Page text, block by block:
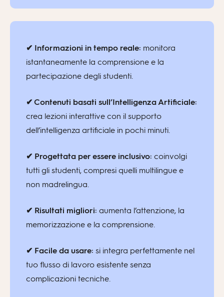
✔ Informazioni in tempo reale: monitora
istantaneamente la comprensione e la
partecipazione degli studenti.
✔ Contenuti basati sull’Intelligenza Artificiale:
crea lezioni interattive con il supporto
dell’intelligenza artificiale in pochi minuti.
✔ Progettata per essere inclusivo: coinvolgi
tutti gli studenti, compresi quelli multilingue e
non madrelingua.
✔ Risultati migliori: aumenta l’attenzione, la
memorizzazione e la comprensione.
✔ Facile da usare: si integra perfettamente nel
tuo flusso di lavoro esistente senza
complicazioni tecniche.